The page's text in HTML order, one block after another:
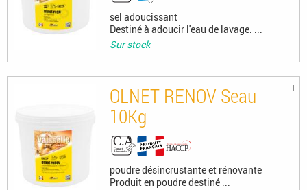
sel adoucissant
Destiné à adoucir l'eau de lavage. ...
Sur stock
OLNET RENOV Seau
10Kg
poudre désincrustante et rénovante
Produit en poudre destiné ...